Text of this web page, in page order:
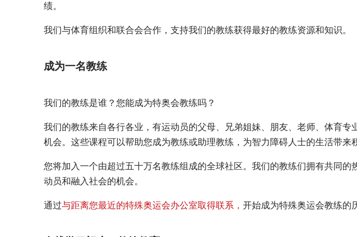
绩。
我们与体育组织和联合会合作，支持我们的教练获得最好的教练资源和知识。
成为一名教练
我们的教练是谁？您能成为特奥会教练吗？
我们的教练来自各行各业，有运动员的父母、兄弟姐妹、朋友、老师、体育
机会。这些课程可以帮助您成为教练或助理教练，为智力障碍人士的生活带来
您将加入一个由超过五十万名教练组成的全球社区。我们的教练们拥有共同
动员和融入社会的机会。
通过与距离您最近的特殊奥运会办公室取得联系， 开始成为特殊奥运会教练的